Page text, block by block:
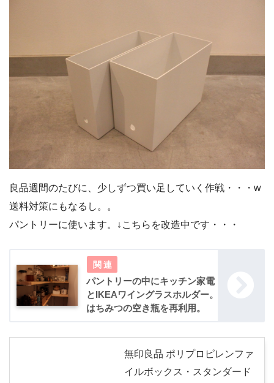
良品週間のたびに、少しずつ買い足していく作戦・・・w
送料対策にもなるし。。
パントリーに使います。↓こちらを改造中です・・・
パントリーの中にキッチン家電
とIKEAワイングラスホルダー。
はちみつの空き瓶を再利用。
無印良品 ポリプロピレンファ
イルボックス・スタンダード